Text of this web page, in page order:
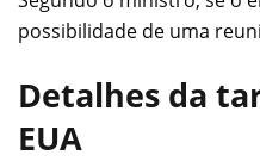
possibilidade de uma
Detalhes da
EUA